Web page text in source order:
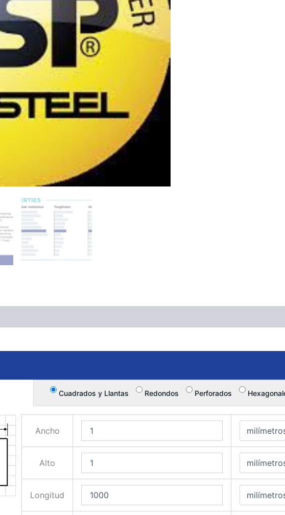
Cuadrados y Llantas Redondos Perforados
Ancho
Alto
Longitud